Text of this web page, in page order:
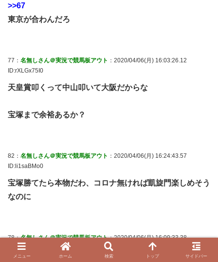
>>67
東京が合わんだろ
77： 名無しさん＠実況で競馬板アウト ：2020/04/06(月) 16:03:26.12
ID:rXLGx75I0
天皇賞叩くって中山叩いて大阪だからな
宝塚まで余裕あるか？
82： 名無しさん＠実況で競馬板アウト ：2020/04/06(月) 16:24:43.57
ID:li1saBMo0
宝塚勝てたら本物だわ、コロナ無ければ凱旋門楽しめそう
なのに
78：名無しさん＠実況で競馬板アウト：2020/04/06(月) 16:09:33.38
ID:cvy0ZJaL0
メニュー ホーム 検索 トップ サイドバー